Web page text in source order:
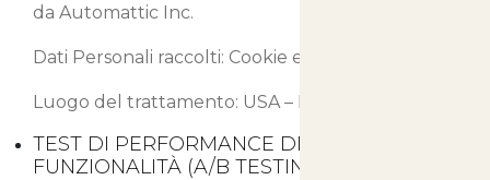
da Automattic Inc.
Dati Personali raccolti: Cookie e Dati di Utilizzo.
Luogo del trattamento: USA – Privacy Policy
TEST DI PERFORMANCE DI CONTENUTI E
FUNZIONALITÀ (A/B TESTING)